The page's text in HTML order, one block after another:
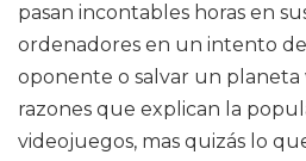
pasan incontables horas en
ordenadores en un intento
oponente o salvar un planeta
razones que explican la
videojuegos, mas quizás lo